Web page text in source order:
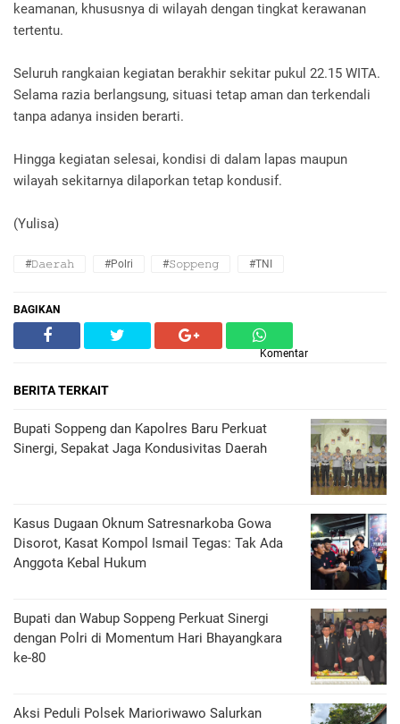
keamanan, khususnya di wilayah dengan tingkat kerawanan
tertentu.
Seluruh rangkaian kegiatan berakhir sekitar pukul 22.15 WITA.
Selama razia berlangsung, situasi tetap aman dan terkendali
tanpa adanya insiden berarti.
Hingga kegiatan selesai, kondisi di dalam lapas maupun
wilayah sekitarnya dilaporkan tetap kondusif.
(Yulisa)
#𝙳𝚊𝚎𝚛𝚊𝚑 #Polri #𝚂𝚘𝚙𝚙𝚎𝚗𝚐 #TNI
BAGIKAN
Komentar
BERITA TERKAIT
Bupati Soppeng dan Kapolres Baru Perkuat
Sinergi, Sepakat Jaga Kondusivitas Daerah
Kasus Dugaan Oknum Satresnarkoba Gowa
Disorot, Kasat Kompol Ismail Tegas: Tak Ada
Anggota Kebal Hukum
Bupati dan Wabup Soppeng Perkuat Sinergi
dengan Polri di Momentum Hari Bhayangkara
ke-80
Aksi Peduli Polsek Marioriwawo Salurkan